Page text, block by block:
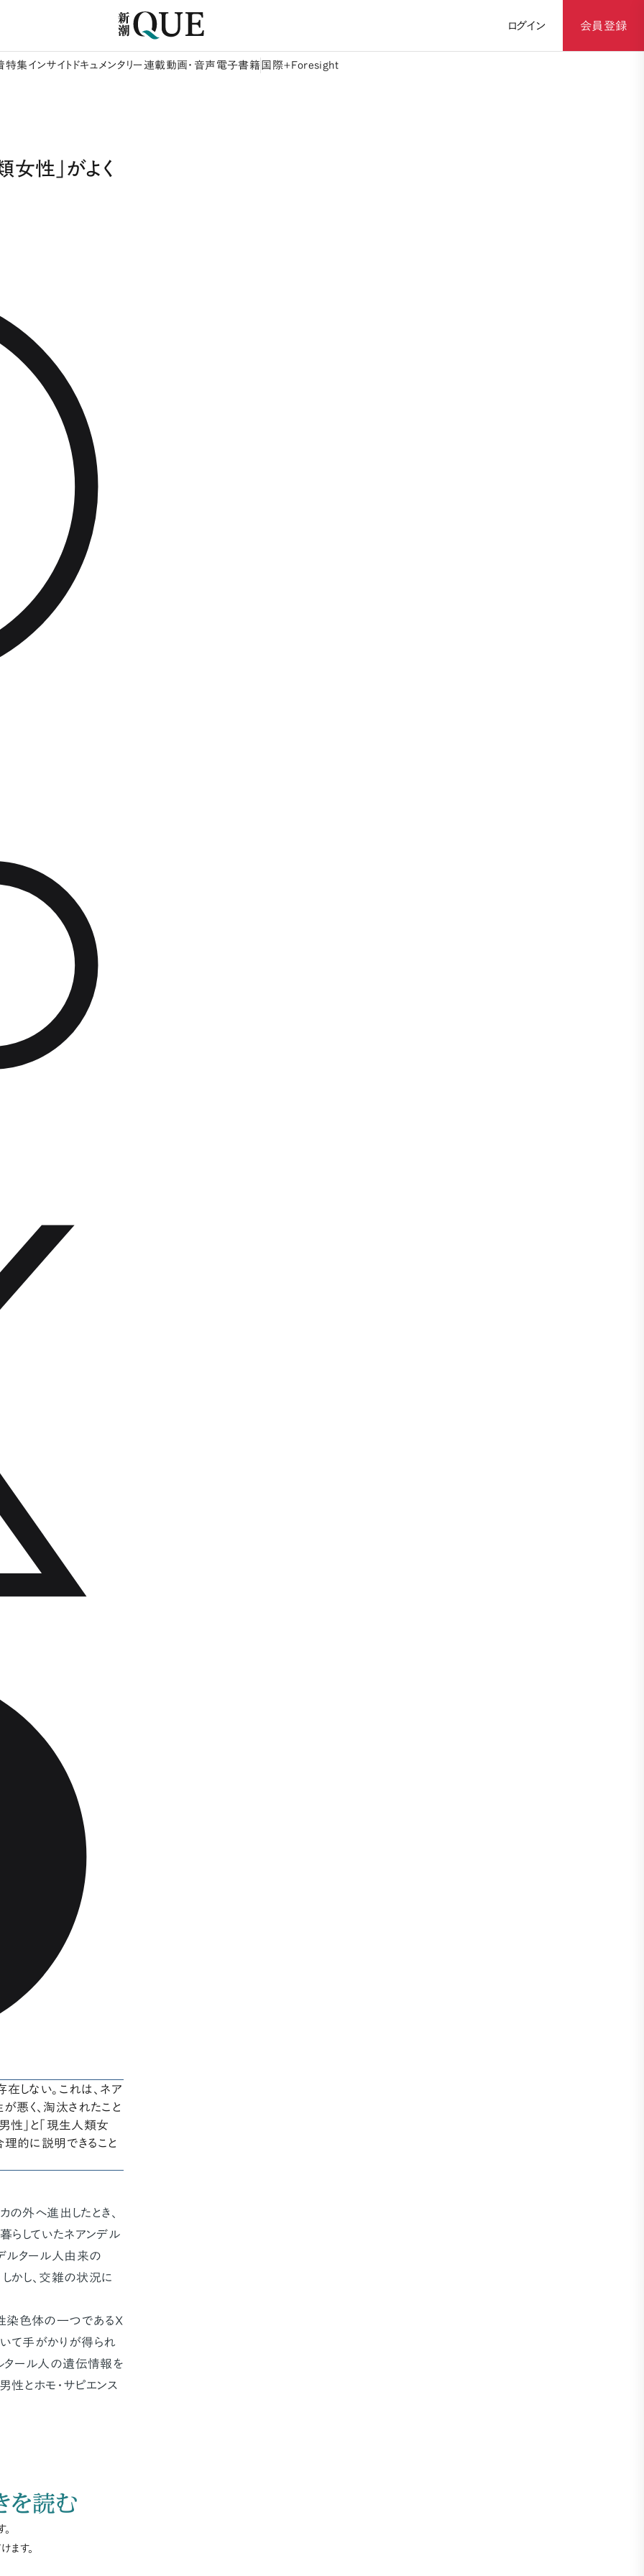
ログイン 会員登録
特集 インサイト ドキュメンタリー 連載動画・音声 電子書籍 国際+Foresight
女性」がよく
しない。これは、ネア
く、淘汰されたこと
性」と「現生人類女
的に説明できること
の外へ進出したとき、
らしていたネアンデル
ルタール人由来の
かし、交雑の状況に
染色体の一つであるX
て手がかりが得られ
タール人の遺伝情報を
性とホモ・サピエンス
を読む
ます。